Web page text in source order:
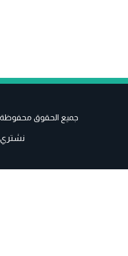
جميع الحقوق محفوظة
نشتري